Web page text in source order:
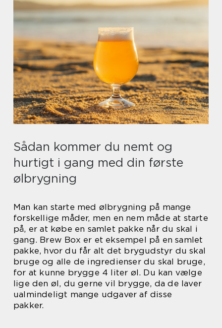
Sådan kommer du nemt og
hurtigt i gang med din første
ølbrygning
Man kan starte med ølbrygning på mange
forskellige måder, men en nem måde at starte
på, er at købe en samlet pakke når du skal i
gang. Brew Box er et eksempel på en samlet
pakke, hvor du får alt det brygudstyr du skal
bruge og alle de ingredienser du skal bruge,
for at kunne brygge 4 liter øl. Du kan vælge
lige den øl, du gerne vil brygge, da de laver
ualmindeligt mange udgaver af disse
pakker.